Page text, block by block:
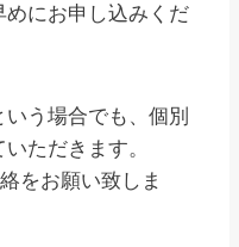
にお申し込みくだ
う場合でも、個別
ただきます。
をお願い致しま